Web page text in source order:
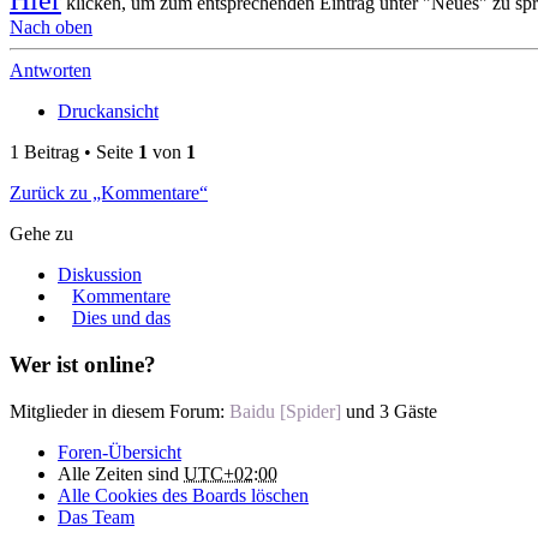
Nach oben
Antworten
Druckansicht
1 Beitrag • Seite 1 von 1
Zurück zu „Kommentare“
Gehe zu
Diskussion
Kommentare
Dies und das
Wer ist online?
Mitglieder in diesem Forum: Baidu [Spider] und 3 Gäste
Foren-Übersicht
Alle Zeiten sind UTC+02:00
Alle Cookies des Boards löschen
Das Team